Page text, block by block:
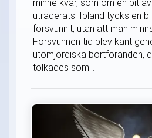
minne kvar, som om en bit
utraderats. Ibland tycks en
försvunnit, utan att man
Försvunnen tid blev känt
utomjordiska bortföranden,
tolkades som...